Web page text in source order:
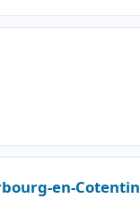
en-Cotentin